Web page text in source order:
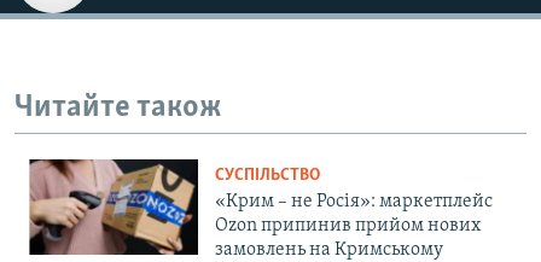
Читайте також
СУСПІЛЬСТВО
«Крим – не Росія»: маркетплейс
Ozon припинив прийом нових
замовлень на Кримському